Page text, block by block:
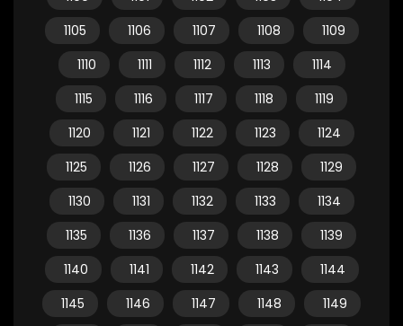
1105
1106 1107 1108
1109
1110
1111 1112 1113
1114
1115
1116 1117 1118
1119
1120
1121 1122 1123
1124
1125
1126 1127 1128
1129
1130
1131 1132 1133
1134
1135
1136 1137 1138
1139
1140
1141 1142 1143
1144
1145
1146 1147 1148
1149